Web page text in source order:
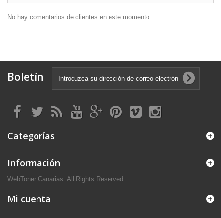
No hay comentarios de clientes en este momento.
Boletín
Categorías
Información
WebToner Canarias. All Rights Reserved
Mi cuenta